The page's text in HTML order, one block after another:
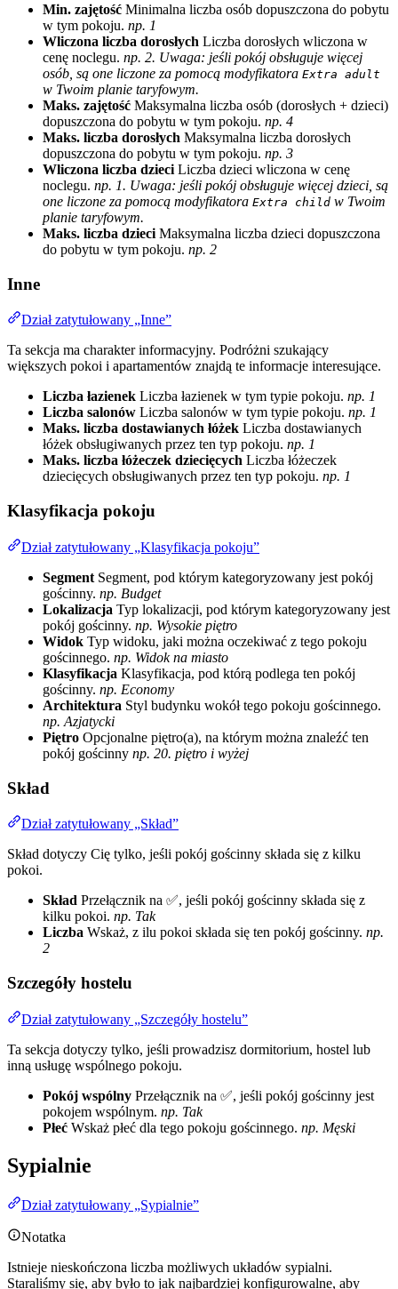
Min. zajętość Minimalna liczba osób dopuszczona do pobytu
w tym pokoju. np. 1
Wliczona liczba dorosłych Liczba dorosłych wliczona w
cenę noclegu. np. 2. Uwaga: jeśli pokój obsługuje więcej
osób, są one liczone za pomocą modyfikatora Extra adult
w Twoim planie taryfowym.
Maks. zajętość Maksymalna liczba osób (dorosłych + dzieci)
dopuszczona do pobytu w tym pokoju. np. 4
Maks. liczba dorosłych Maksymalna liczba dorosłych
dopuszczona do pobytu w tym pokoju. np. 3
Wliczona liczba dzieci Liczba dzieci wliczona w cenę
noclegu. np. 1. Uwaga: jeśli pokój obsługuje więcej dzieci, są
one liczone za pomocą modyfikatora Extra child w Twoim
planie taryfowym.
Maks. liczba dzieci Maksymalna liczba dzieci dopuszczona
do pobytu w tym pokoju. np. 2
Inne
Dział zatytułowany „Inne”
Ta sekcja ma charakter informacyjny. Podróżni szukający
większych pokoi i apartamentów znajdą te informacje interesujące.
Liczba łazienek Liczba łazienek w tym typie pokoju. np. 1
Liczba salonów Liczba salonów w tym typie pokoju. np. 1
Maks. liczba dostawianych łóżek Liczba dostawianych
łóżek obsługiwanych przez ten typ pokoju. np. 1
Maks. liczba łóżeczek dziecięcych Liczba łóżeczek
dziecięcych obsługiwanych przez ten typ pokoju. np. 1
Klasyfikacja pokoju
Dział zatytułowany „Klasyfikacja pokoju”
Segment Segment, pod którym kategoryzowany jest pokój
gościnny. np. Budget
Lokalizacja Typ lokalizacji, pod którym kategoryzowany jest
pokój gościnny. np. Wysokie piętro
Widok Typ widoku, jaki można oczekiwać z tego pokoju
gościnnego. np. Widok na miasto
Klasyfikacja Klasyfikacja, pod którą podlega ten pokój
gościnny. np. Economy
Architektura Styl budynku wokół tego pokoju gościnnego.
np. Azjatycki
Piętro Opcjonalne piętro(a), na którym można znaleźć ten
pokój gościnny np. 20. piętro i wyżej
Skład
Dział zatytułowany „Skład”
Skład dotyczy Cię tylko, jeśli pokój gościnny składa się z kilku
pokoi.
Skład Przełącznik na ✅, jeśli pokój gościnny składa się z
kilku pokoi. np. Tak
Liczba Wskaż, z ilu pokoi składa się ten pokój gościnny. np.
2
Szczegóły hostelu
Dział zatytułowany „Szczegóły hostelu”
Ta sekcja dotyczy tylko, jeśli prowadzisz dormitorium, hostel lub
inną usługę wspólnego pokoju.
Pokój wspólny Przełącznik na ✅, jeśli pokój gościnny jest
pokojem wspólnym. np. Tak
Płeć Wskaż płeć dla tego pokoju gościnnego. np. Męski
Sypialnie
Dział zatytułowany „Sypialnie”
Notatka
Istnieje nieskończona liczba możliwych układów sypialni.
Staraliśmy się, aby było to jak najbardziej konfigurowalne, aby